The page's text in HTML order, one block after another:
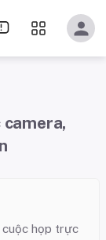
cuộc họp trực